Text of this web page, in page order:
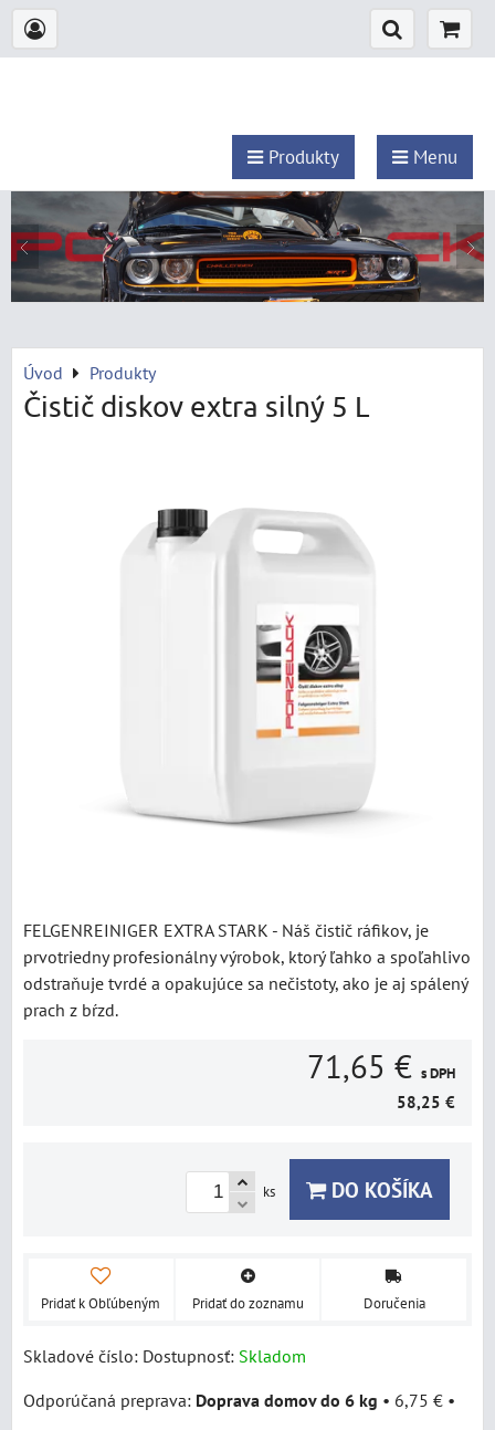
Produkty Menu
Úvod Produkty
Čistič diskov extra silný 5 L
FELGENREINIGER EXTRA STARK - Náš čistič ráfikov, je
prvotriedny profesionálny výrobok, ktorý ľahko a spoľahlivo
odstraňuje tvrdé a opakujúce sa nečistoty, ako je aj spálený
prach z bŕzd.
71,65 € s DPH
58,25 €
ks DO KOŠÍKA
Pridať k Obľúbeným Pridať do zoznamu Doručenia
Skladové číslo: Dostupnosť: Skladom
Doprava domov do 6 kg • 6,75 € •